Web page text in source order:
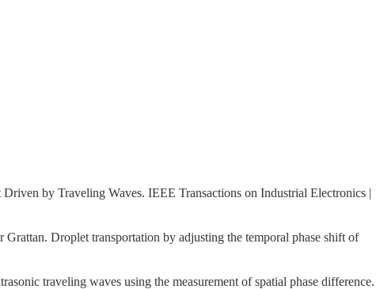
by Traveling Waves. IEEE Transactions on Industrial Electronics |
Droplet transportation by adjusting the temporal phase shift of
traveling waves using the measurement of spatial phase difference.